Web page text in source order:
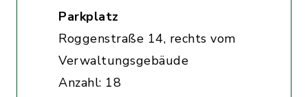
Parkplatz
Roggenstraße 14, rechts vom
Verwaltungsgebäude
Anzahl: 18